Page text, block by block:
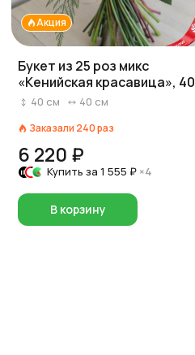
Акция
Букет из 25 роз микс
«Кенийская красавица», 40
см40 см 40 см
Заказали 240раз
6 220 ₽
Купить за1 555 ₽ ×4
В корзину